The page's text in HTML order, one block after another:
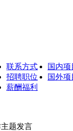
国内项
国外项
联系方式
招聘职位
薪酬福利
题发言